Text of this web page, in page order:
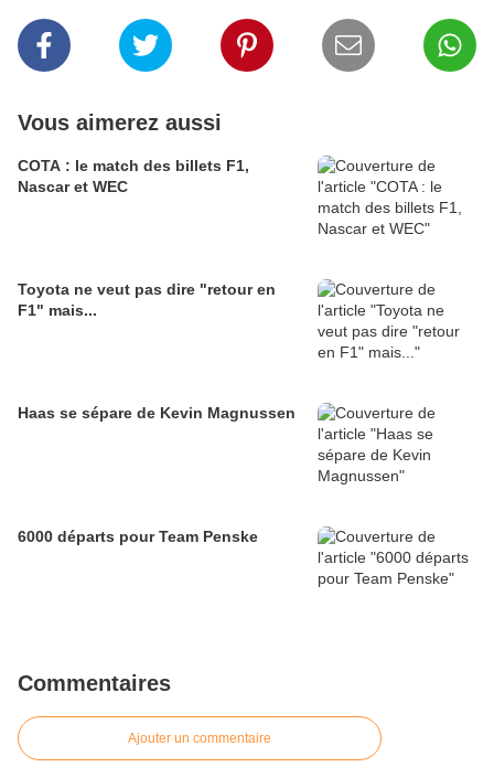
Vous aimerez aussi
COTA : le match des billets F1,
Nascar et WEC
Toyota ne veut pas dire "retour en
F1" mais...
Haas se sépare de Kevin Magnussen
6000 départs pour Team Penske
Commentaires
Ajouter un commentaire